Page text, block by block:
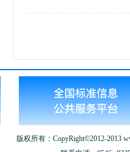
版权所有：CopyRight©2012-2013